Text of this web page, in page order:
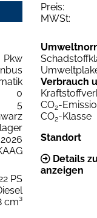
Preis:
MWSt:
Pkw
0
5
PS
cm³
Verbrauch
CO2-
CO2-Klasse
Standort
Details
anzeigen